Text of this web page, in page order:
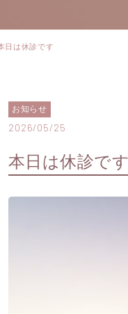
日は休診です
お知らせ
2026/05/25
本日は休診で